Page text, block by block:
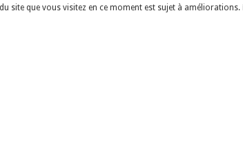
site que vous visitez en ce moment est sujet à améliorations.